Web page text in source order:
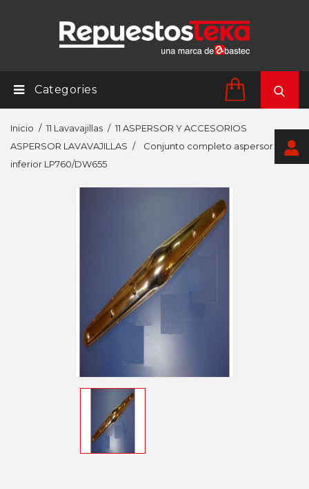
Categories
Inicio 11 Lavavajillas
11 ASPERSOR Y ACCESORIOS
ASPERSOR LAVAVAJILLAS
Conjunto completo aspersor
inferior LP760/DW655